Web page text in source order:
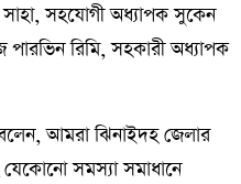
সহযোগী অধ্যাপক সুকেন
পারভিন রিমি, সহকারী অধ্যাপক
আমরা ঝিনাইদহ জেলার
যেকোনো সমস্যা সমাধানে